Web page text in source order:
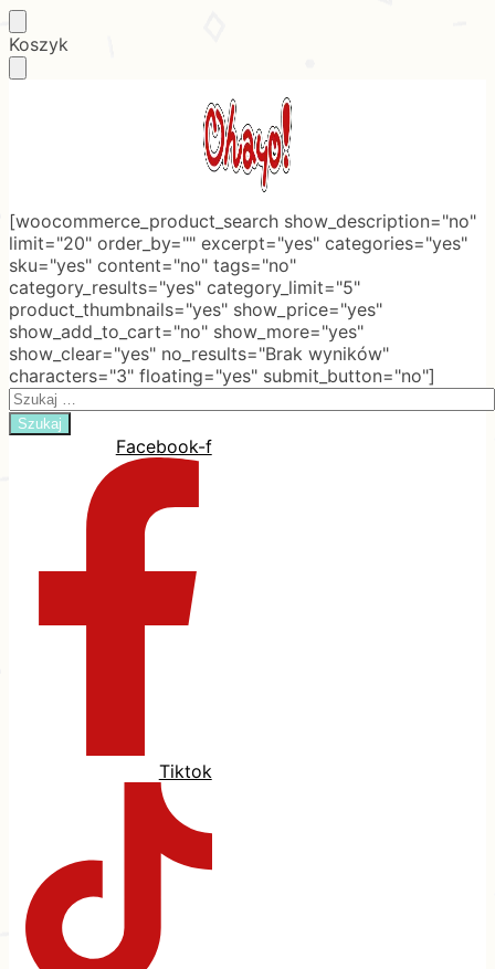
Skip
to
Skip
to
Koszyk
[woocommerce_product_search show_description="no"
limit="20" order_by="" excerpt="yes" categories="yes"
sku="yes" content="no" tags="no"
category_results="yes" category_limit="5"
product_thumbnails="yes" show_price="yes"
show_add_to_cart="no" show_more="yes"
show_clear="yes" no_results="Brak wyników"
characters="3" floating="yes" submit_button="no"]
Search
for:
Facebook-f
Tiktok